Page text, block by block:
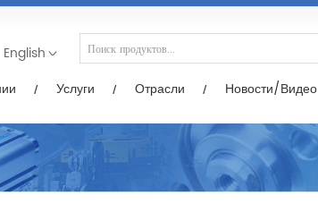
English
Услуги Отрасли Новости/Видео